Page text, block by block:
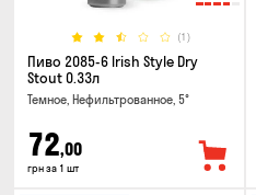
(1)
Пиво 2085-6 Irish Style Dry
Stout 0.33л
Темное, Нефильтрованное, 5°
72,00
грн за 1 шт